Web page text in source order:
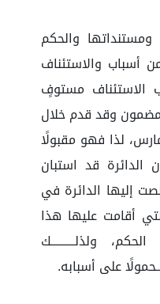
والحكم
أسباب والاستئناف
الاستئناف مستوفٍ
وقد قدم خلال
لذا فهو مقبولًا
قد استبان
إليها الدائرة في
أقامت عليها هذا
ولذلــــــــــك
على أسبابه.